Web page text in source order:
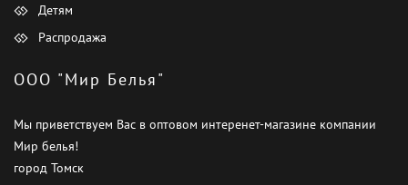
Детям
Распродажа
ООО "Мир Белья"
Мы приветствуем Вас в оптовом интеренет-магазине компании
Мир белья!
город Томск